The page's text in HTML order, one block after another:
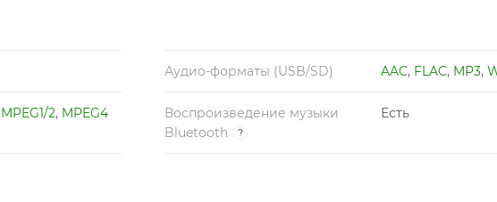
Аудио-форматы (USB/SD) AAC, FLAC, MP3,
MPEG1/2, MPEG4
Воспроизведение музыки
Bluetooth
?
Есть